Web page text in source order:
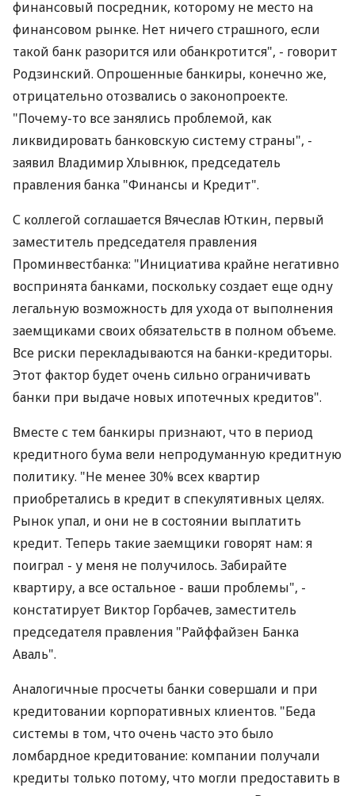
финансовый посредник, которому не место на
финансовом рынке. Нет ничего страшного, если
такой банк разорится или обанкротится", - говорит
Родзинский. Опрошенные банкиры, конечно же,
отрицательно отозвались о законопроекте.
"Почему-то все занялись проблемой, как
ликвидировать банковскую систему страны", -
заявил Владимир Хлывнюк, председатель
правления банка "Финансы и Кредит".
С коллегой соглашается Вячеслав Юткин, первый
заместитель председателя правления
Проминвестбанка: "Инициатива крайне негативно
воспринята банками, поскольку создает еще одну
легальную возможность для ухода от выполнения
заемщиками своих обязательств в полном объеме.
Все риски перекладываются на банки-кредиторы.
Этот фактор будет очень сильно ограничивать
банки при выдаче новых ипотечных кредитов".
Вместе с тем банкиры признают, что в период
кредитного бума вели непродуманную кредитную
политику. "Не менее 30% всех квартир
приобретались в кредит в спекулятивных целях.
Рынок упал, и они не в состоянии выплатить
кредит. Теперь такие заемщики говорят нам: я
поиграл - у меня не получилось. Забирайте
квартиру, а все остальное - ваши проблемы", -
констатирует Виктор Горбачев, заместитель
председателя правления "Райффайзен Банка
Аваль".
Аналогичные просчеты банки совершали и при
кредитовании корпоративных клиентов. "Беда
системы в том, что очень часто это было
ломбардное кредитование: компании получали
кредиты только потому, что могли предоставить в